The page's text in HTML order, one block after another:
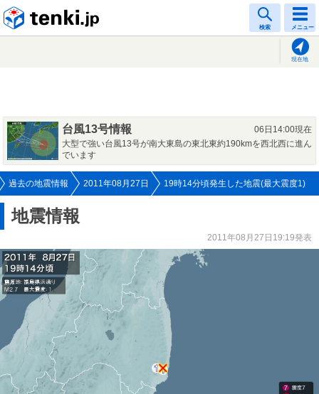
検索 メニュー
現在地
台風13号情報
06日14:00現在
大型で強い台風13号が南大東島の東北東約190kmを西北西に進ん
でいます
過去の地震情報 2011年08月27日 19時14分頃発生した地震(最大震度1)
地震情報
2011年08月27日19:19発表